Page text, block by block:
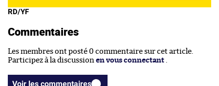
RD/YF
Commentaires
Les membres ont posté 0 commentaire sur cet article.
Participez à la discussion en vous connectant .
Voir les commentaires